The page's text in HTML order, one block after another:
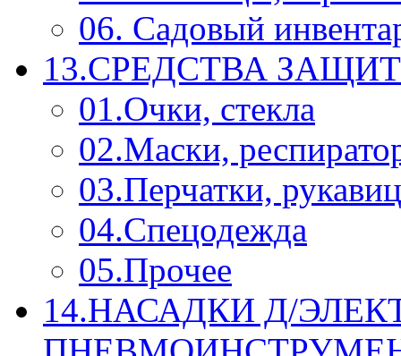
06. Садовый
13.СРЕДСТВА
01.Очки, стекла
02.Маски,
03.Перчатки,
04.Спецодежда
05.Прочее
14.НАСАДКИ Д/